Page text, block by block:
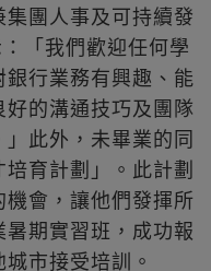
團人事及可持續發
「我們歡迎任何學
行業務有興趣、能
的溝通技巧及團隊
此外，未畢業的同
育計劃」。此計劃
會，讓他們發揮所
期實習班，成功報
市接受培訓。